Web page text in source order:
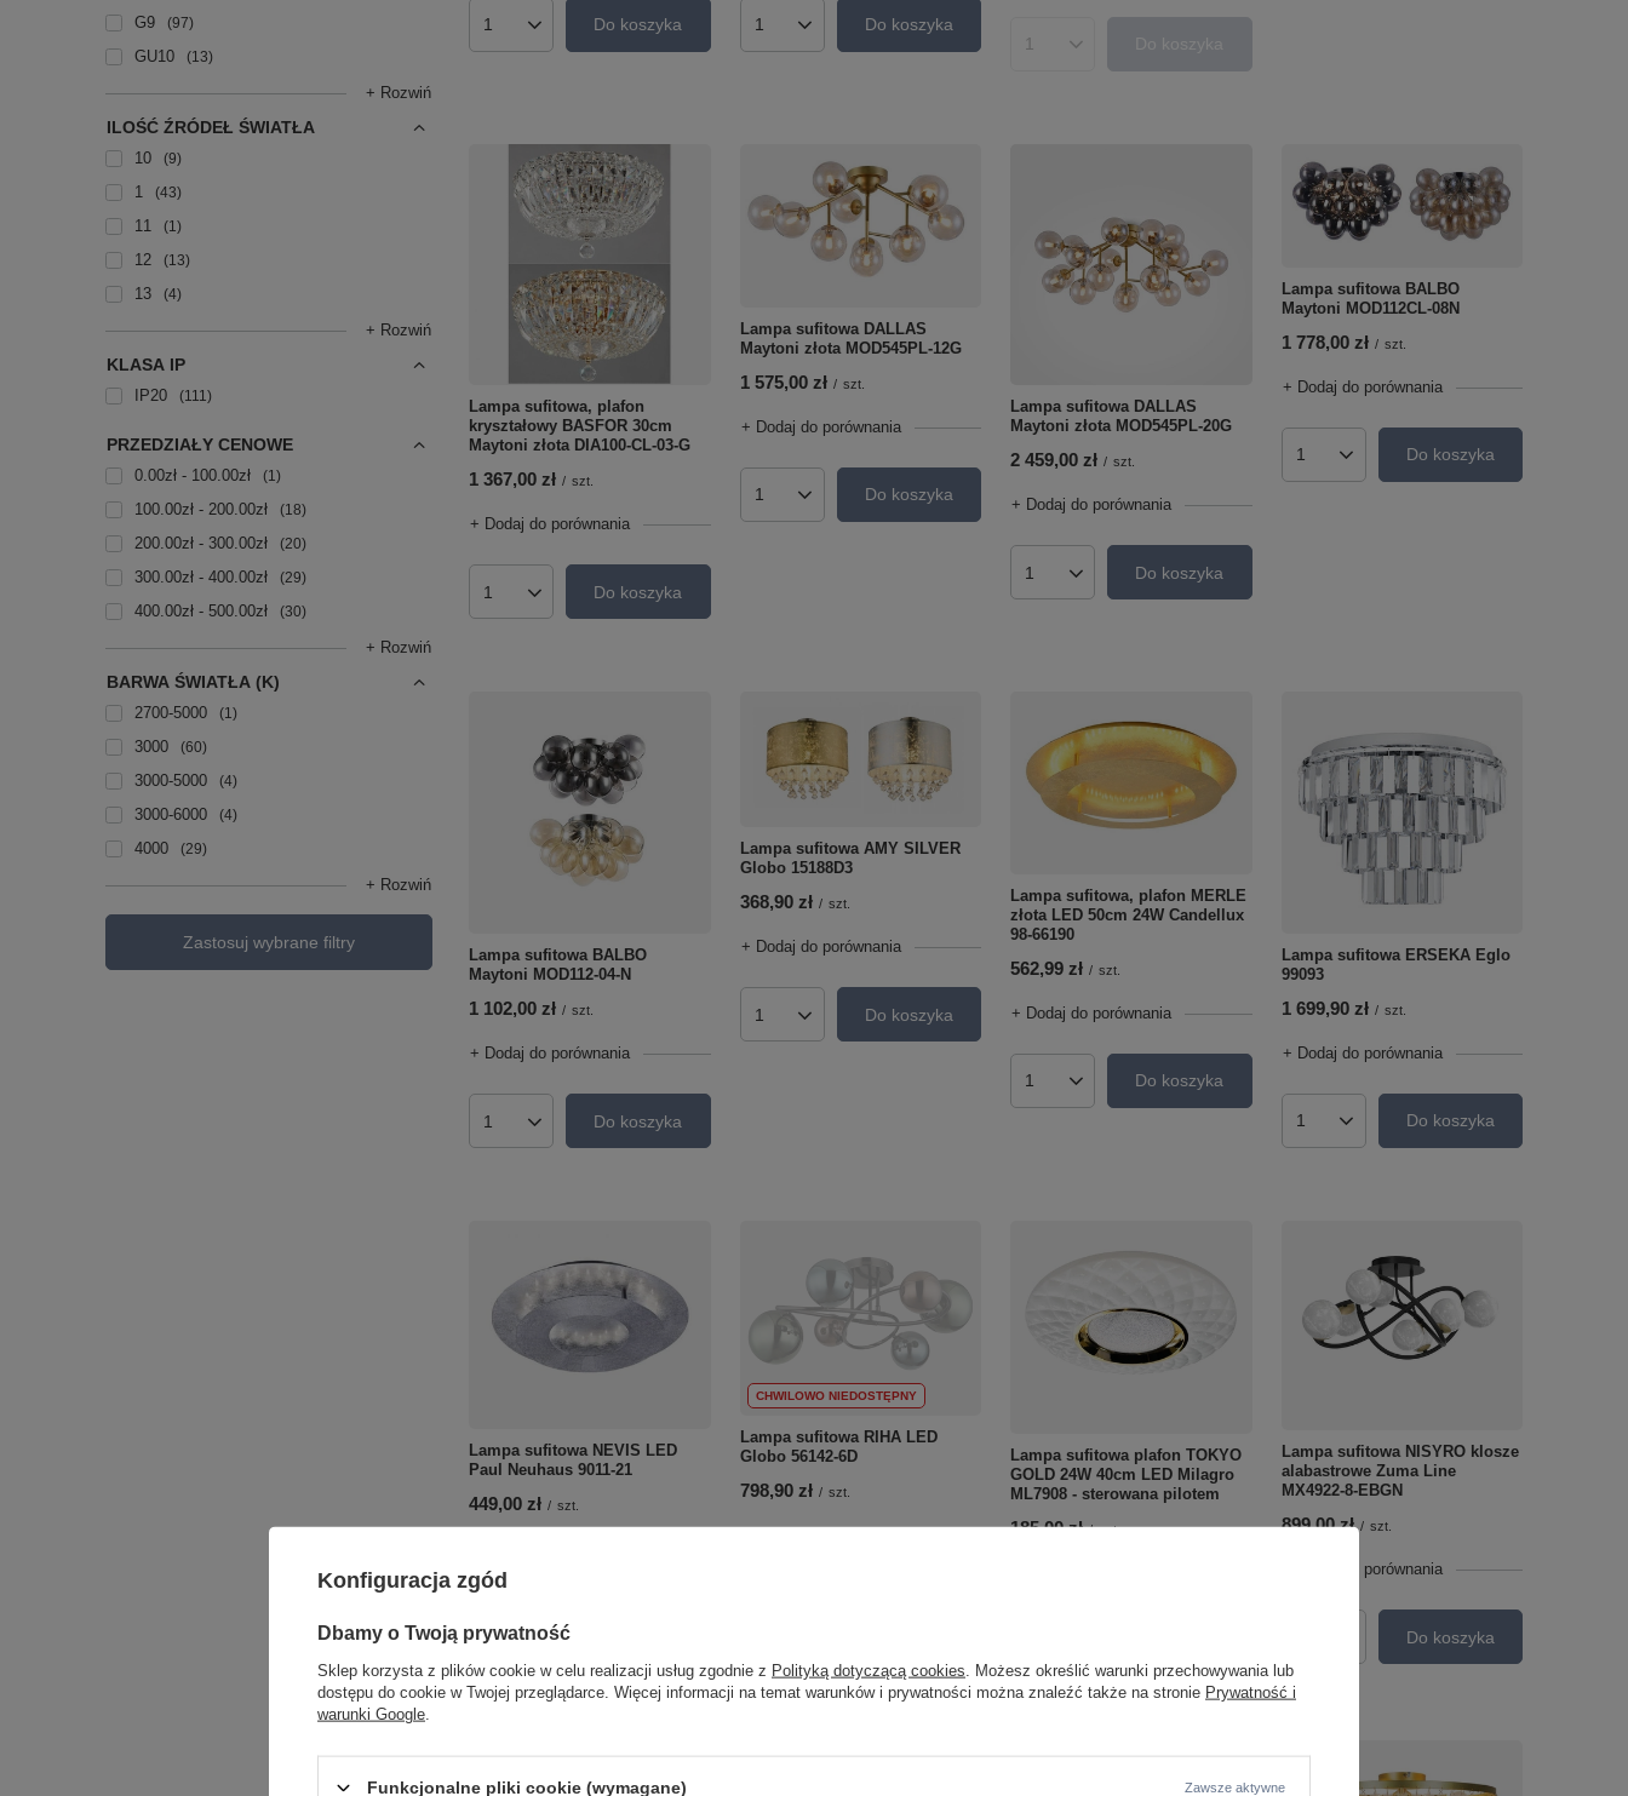
G9 97
GU10 13
+ Rozwiń
ILOŚĆ ŹRÓDEŁ ŚWIATŁA
10 9
1 43
11 1
12 13
13 4
+ Rozwiń
KLASA IP
IP20 111
PRZEDZIAŁY CENOWE
0.00zł - 100.00zł 1
100.00zł - 200.00zł 18
200.00zł - 300.00zł 20
300.00zł - 400.00zł 29
400.00zł - 500.00zł 30
+ Rozwiń
BARWA ŚWIATŁA (K)
2700-5000 1
3000 60
3000-5000 4
3000-6000 4
4000 29
+ Rozwiń
Zastosuj wybrane filtry
Ilość produktówDo koszyka Ilość produktówDo koszyka
Ilość produktówDo koszyka
Lampa sufitowa, plafon
kryształowy BASFOR 30cm
Maytoni złota DIA100-CL-03-G
1 367,00 zł / szt.
+ Dodaj do porównania
Ilość produktówDo koszyka
Lampa sufitowa DALLAS
Maytoni złota MOD545PL-12G
1 575,00 zł / szt.
+ Dodaj do porównania
Ilość produktówDo koszyka
Lampa sufitowa DALLAS
Maytoni złota MOD545PL-20G
2 459,00 zł / szt.
+ Dodaj do porównania
Ilość produktówDo koszyka
Lampa sufitowa BALBO
Maytoni MOD112CL-08N
1 778,00 zł / szt.
+ Dodaj do porównania
Ilość produktówDo koszyka
Lampa sufitowa BALBO
Maytoni MOD112-04-N
1 102,00 zł / szt.
+ Dodaj do porównania
Ilość produktówDo koszyka
Lampa sufitowa AMY SILVER
Globo 15188D3
368,90 zł / szt.
+ Dodaj do porównania
Ilość produktówDo koszyka
Lampa sufitowa, plafon MERLE
złota LED 50cm 24W Candellux
98-66190
562,99 zł / szt.
+ Dodaj do porównania
Ilość produktówDo koszyka
Lampa sufitowa ERSEKA Eglo
99093
1 699,90 zł / szt.
+ Dodaj do porównania
Ilość produktówDo koszyka
Lampa sufitowa NEVIS LED
Paul Neuhaus 9011-21
449,00 zł / szt.
Ilość produktów
CHWILOWO NIEDOSTĘPNY
Lampa sufitowa RIHA LED
Globo 56142-6D
798,90 zł / szt.
Lampa sufitowa plafon TOKYO
GOLD 24W 40cm LED Milagro
ML7908 - sterowana pilotem
185,00 zł / szt.
Lampa sufitowa NISYRO klosze
alabastrowe Zuma Line
MX4922-8-EBGN
899,00 zł / szt.
+ Dodaj do porównania
Ilość produktówDo koszyka
Konfiguracja zgód
Dbamy o Twoją prywatność
Sklep korzysta z plików cookie w celu realizacji usług zgodnie z Polityką dotyczącą cookies . Możesz określić warunki przechowywania lub
dostępu do cookie w Twojej przeglądarce. Więcej informacji na temat warunków i prywatności można znaleźć także na stronie Prywatność i
warunki Google
Funkcjonalne pliki cookie (wymagane) Zawsze aktywne